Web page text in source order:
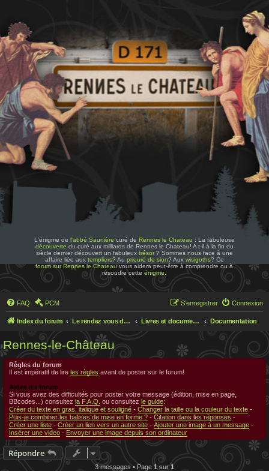
L'énigme de l'abbé Saunière curé de Rennes le Chateau : La fabuleuse
découverte du curé aux milliards de Rennes le Chateau! A t-il à la fin du
siècle dernier découvert un fabuleux trésor? Sommes nous face à une
affaire liée aux templiers? Au prieuré de sion? Aux wisigoths? Ce
forum sur Rennes le Chateauvous aidera peut-être à comprendre ou à
résoudre cetteénigme
FAQ PCM Connexion
S’enregistrer
Index du forum Le rendez vous des chercheurs Livres et documentations sur Rennes le Chateau Documentation
Rennes-le-Château
Règles du forum
Il est impératif de lire les règles avant de poster sur le forum!
Aides du forum
Si vous avez des difficultés pour poster votre message (édition, mise en page,
BBcodes...) consultez la F.A.Q. ou consultez le guide:
Créer du texte en gras, italique et souligné - Changer la taille ou la couleur du texte -
Puis-je combiner les balises de mise en forme ? - Citation dans les réponses -
Créer une liste - Créer un lien vers un autre site - Ajouter une image à un message -
Insérer une video - Envoyer une image depuis son ordinateur
Répondre
3 messages • Page1sur1